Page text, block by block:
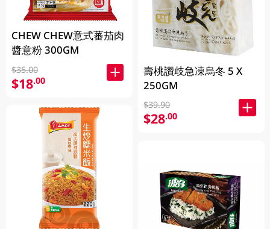
CHEW CHEW意式蕃茄肉
醬意粉 300GM
$35.00
$18.00
壽桃讚歧急凍烏冬 5 X
250GM
$39.90
$28.00